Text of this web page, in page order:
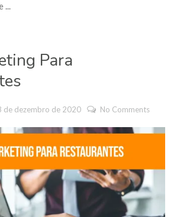
...
Para
de dezembro de 2020 No Comments